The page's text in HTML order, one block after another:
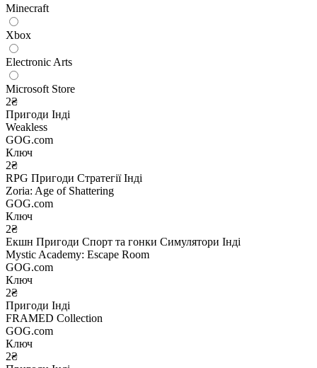
Minecraft
Xbox
Electronic Arts
Microsoft Store
2₴
Пригоди Інді
Weakless
GOG.com
Ключ
2₴
RPG Пригоди Стратегії Інді
Zoria: Age of Shattering
GOG.com
Ключ
2₴
Екшн Пригоди Спорт та гонки Симулятори Інді
Mystic Academy: Escape Room
GOG.com
Ключ
2₴
Пригоди Інді
FRAMED Collection
GOG.com
Ключ
2₴